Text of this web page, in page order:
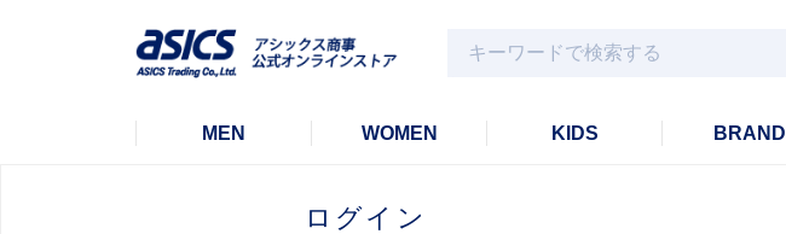
MEN WOMEN KIDS BRAND
ログイン